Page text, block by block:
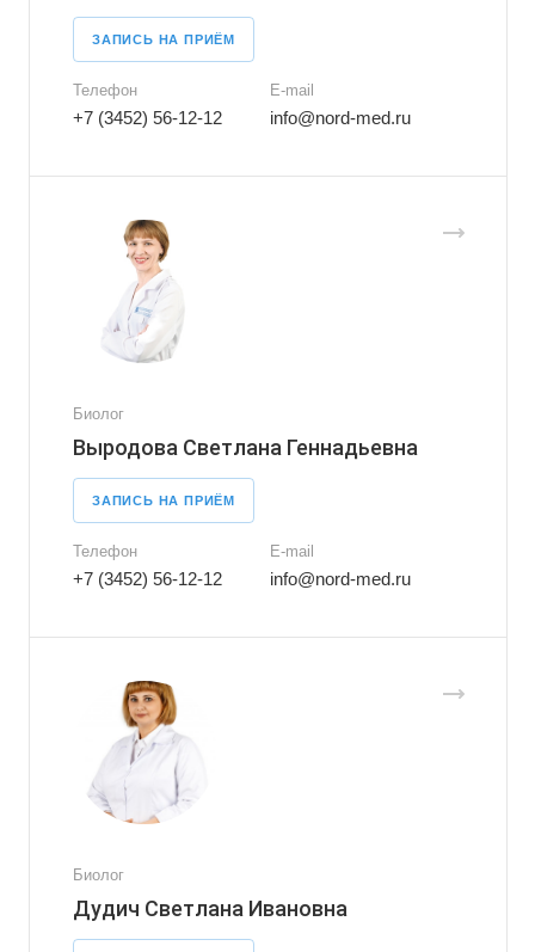
ЗАПИСЬ НА ПРИЁМ
Телефон
+7 (3452) 56-12-12
E-mail
info@nord-med.ru
Биолог
Выродова Светлана Геннадьевна
ЗАПИСЬ НА ПРИЁМ
Телефон
+7 (3452) 56-12-12
E-mail
info@nord-med.ru
Биолог
Дудич Светлана Ивановна